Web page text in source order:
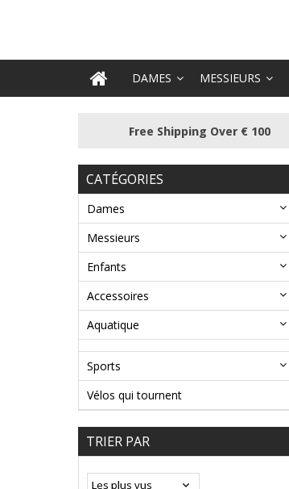
DAMES MESSIEURS
Free Shipping Over € 100
CATÉGORIES
Dames
Messieurs
Enfants
Accessoires
Aquatique
Sports
Vélos qui tournent
TRIER PAR